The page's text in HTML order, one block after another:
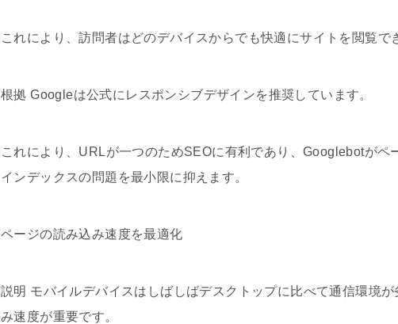
これにより、訪問者はどのデバイスからでも快適にサイトを閲覧で
根拠 Googleは公式にレスポンシブデザインを推奨しています。
これにより、URLが一つのためSEOに有利であり、Googlebotがペ
インデックスの問題を最小限に抑えます。
ページの読み込み速度を最適化
説明 モバイルデバイスはしばしばデスクトップに比べて通信環境
み速度が重要です。